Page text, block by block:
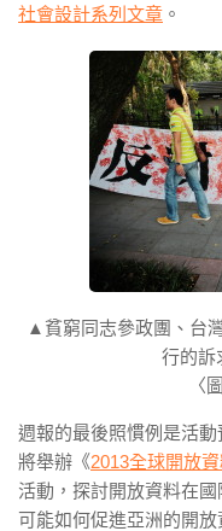
社會設計系列文章 。
▲貧窮同志參政團、台
行的訴
〈
週報的最後照慣例是活
將舉辦《2013全球開放
活動，探討開放資料在
可能如何促進亞洲的開